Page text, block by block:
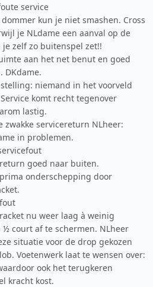
service
kun je niet smashen. Cross
je NLdame een aanval op de
je zelf zo buitenspel zet!!
aan het net benut en goed
DKdame.
niemand in het voorveld
komt recht tegenover
lastig.
zwakke servicereturn NLheer:
in problemen.
goed naar buiten.
onderschepping door
nu weer laag à weinig
court af te schermen. NLheer
situatie voor de drop gekozen
Voetenwerk laat te wensen over:
ook het terugkeren
kracht kost.